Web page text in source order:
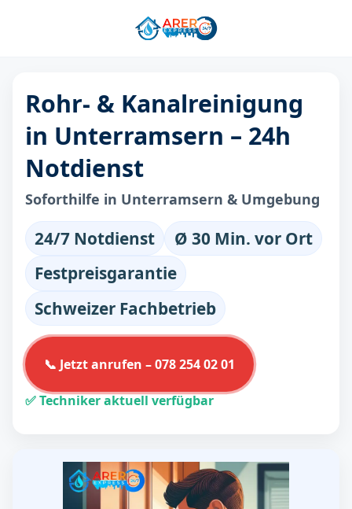
Rohr- & Kanalreinigung
in Unterramsern – 24h
Notdienst
Soforthilfe in Unterramsern & Umgebung
24/7 Notdienst
Ø 30 Min. vor Ort
Festpreisgarantie
Schweizer Fachbetrieb
📞 Jetzt anrufen – 078 254 02 01
✅ Techniker aktuell verfügbar